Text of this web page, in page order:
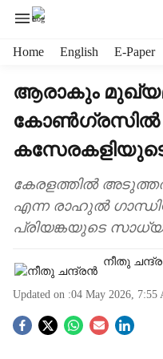
Home English E-Paper
ആരാകും
കോൺഗ്രസിൽ
കേരളത്തിൽ
എന്ന രാഹുൽ
പ്രിയങ്കയുടെ
നീതു
Updated on :04 May 2026, 7:55
S